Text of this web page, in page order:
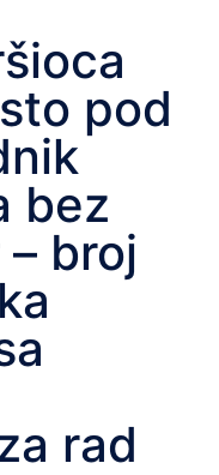
pod
bez
broj
rad